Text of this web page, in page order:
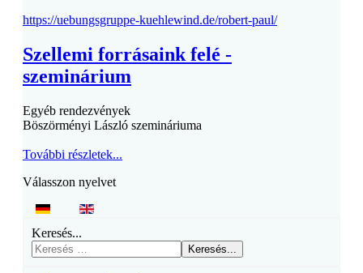
https://uebungsgruppe-kuehlewind.de/robert-paul/
Szellemi forrásaink felé -
szeminárium
Egyéb rendezvények
Böszörményi László szemináriuma
További részletek...
Válasszon nyelvet
Keresés...
Keresés...